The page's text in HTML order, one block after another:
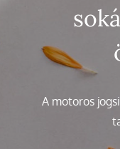
A motoros